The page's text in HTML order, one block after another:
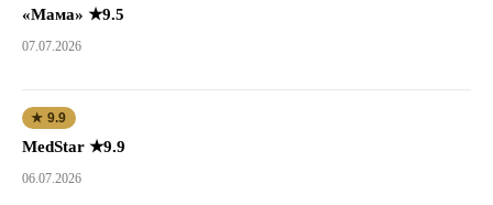
«Мама» ★9.5
07.07.2026
★ 9.9
MedStar ★9.9
06.07.2026